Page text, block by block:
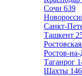
Сочи 639
Санкт-
Ташкент
Ростов-
Таганрог
Шахты 146